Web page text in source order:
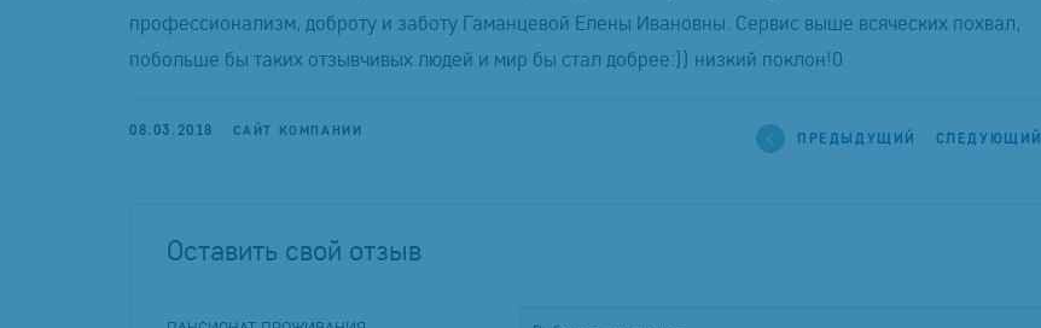
профессионализм, доброту и заботу Гаманцевой Елены Ивановны. Сервис выше всяческих похвал,
побольше бы таких отзывчивых людей и мир бы стал добрее:)) низкий поклон!0
08.03.2018 САЙТ КОМПАНИИ ПРЕДЫДУЩИЙ СЛЕДУЮЩИЙ
Оставить свой отзыв